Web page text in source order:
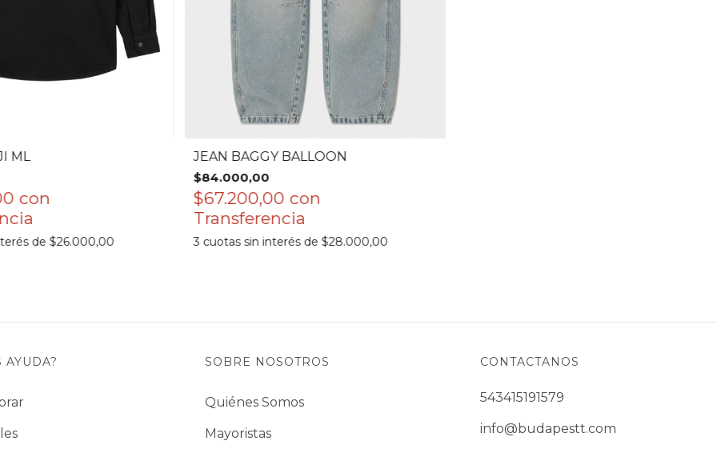
ML
con
de $26.000,00
JEAN BAGGY BALLOON
$84.000,00
$67.200,00 con
3 cuotas sin interés de $28.000,00
AYUDA? SOBRE NOSOTROS
Quiénes Somos
Mayoristas
CONTACTANOS
543415191579
info@budapestt.com